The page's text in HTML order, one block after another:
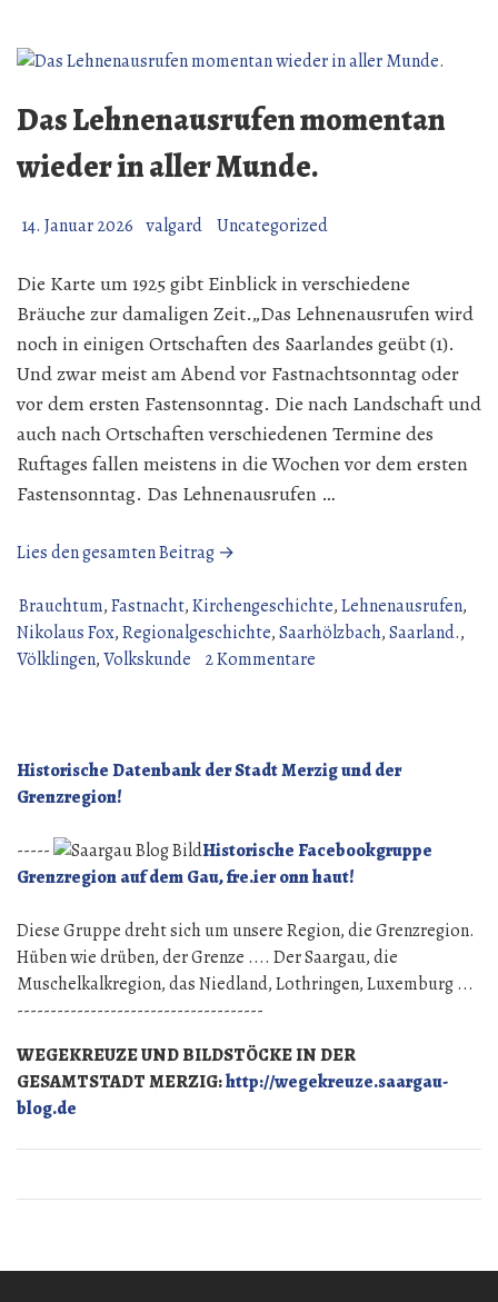
Das Lehnenausrufen momentan
wieder in aller Munde.
14. Januar 2026 valgard Uncategorized
Die Karte um 1925 gibt Einblick in verschiedene
Bräuche zur damaligen Zeit.„Das Lehnenausrufen wird
noch in einigen Ortschaften des Saarlandes geübt (1).
Und zwar meist am Abend vor Fastnachtsonntag oder
vor dem ersten Fastensonntag. Die nach Landschaft und
auch nach Ortschaften verschiedenen Termine des
Ruftages fallen meistens in die Wochen vor dem ersten
Fastensonntag. Das Lehnenausrufen …
Lies den gesamten Beitrag →
momentan
wieder
in
Brauchtum,Fastnacht,Kirchengeschichte,Lehnenausrufen,
Nikolaus Fox,Regionalgeschichte,Saarhölzbach,Saarland.,
Völklingen,Volkskunde 2 Kommentare
wieder
Munde.
Historische Datenbank der Stadt Merzig und der
Grenzregion!
-----
Historische Facebookgruppe
Grenzregion auf dem Gau, fre.ier onn haut!
Diese Gruppe dreht sich um unsere Region, die Grenzregion.
Hüben wie drüben, der Grenze .... Der Saargau, die
Muschelkalkregion, das Niedland, Lothringen, Luxemburg ...
-------------------------------------
WEGEKREUZE UND BILDSTÖCKE IN DER
GESAMTSTADT MERZIG:http://wegekreuze.saargau-
blog.de